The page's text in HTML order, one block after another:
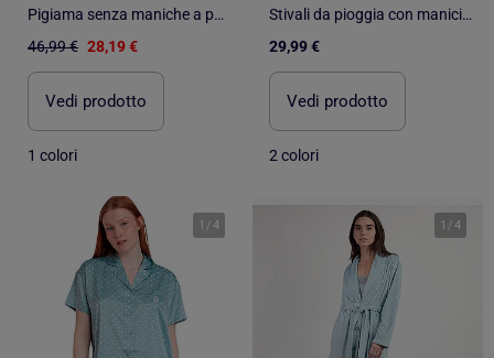
Pigiama senza maniche a pois biologici da donna ADMAS CLASSIC
46,99 € 28,19 €
Vedi prodotto
1 colori
Stivali da pioggia con manici in gomma con motivo a pois
29,99 €
Vedi prodotto
2 colori
1 /4 1 /4